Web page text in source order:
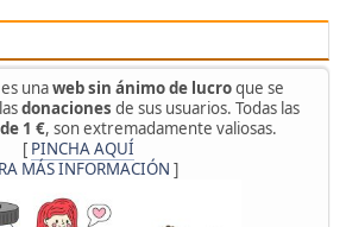
es unaweb sin ánimo de lucroque se
donaciones de sus usuarios. Todas las
1 €, son extremadamente valiosas.
[ PINCHA AQUÍ
MÁS INFORMACIÓN ]